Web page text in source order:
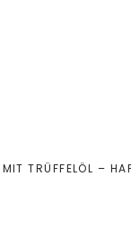
TRÜFFELÖL –